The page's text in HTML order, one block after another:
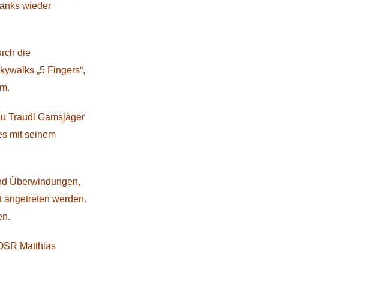
wieder
die
„5 Fingers“,
Traudl Gamsjäger
mit seinem
Überwindungen,
angetreten werden.
Matthias